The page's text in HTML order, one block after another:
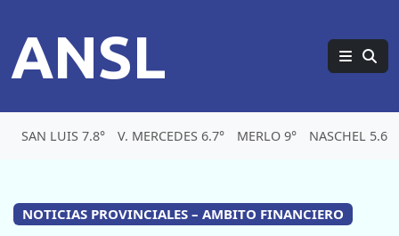
ANSL
SAN LUIS 7.8° V. MERCEDES 6.7° MERLO 9° NASCHEL 5.6°
NOTICIAS PROVINCIALES – AMBITO FINANCIERO